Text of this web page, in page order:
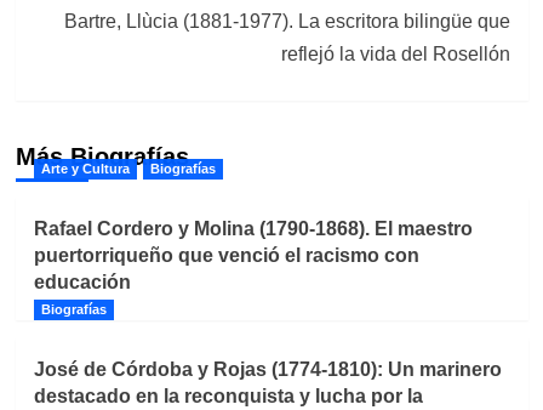
Bartre, Llùcia (1881-1977). La escritora bilingüe que
reflejó la vida del Rosellón
Más Biografías
Arte y Cultura Biografías
Rafael Cordero y Molina (1790-1868). El maestro
puertorriqueño que venció el racismo con
educación
Biografías
José de Córdoba y Rojas (1774-1810): Un marinero
destacado en la reconquista y lucha por la